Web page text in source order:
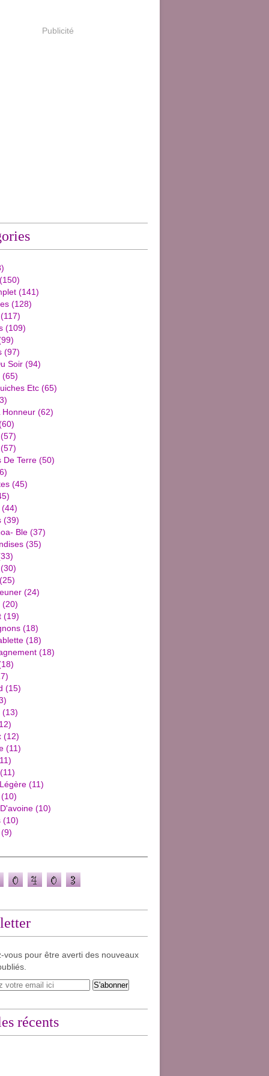
Publicité
(150)
(141)
(128)
(117)
(109)
(97)
Soir (94)
(65)
Etc (65)
Honneur (62)
(57)
(57)
De Terre (50)
(45)
(44)
(39)
Ble (37)
(35)
(30)
(25)
(24)
(20)
(19)
(18)
(18)
(18)
(15)
(13)
(12)
(11)
(11)
(11)
(10)
(10)
(10)
(9)
vous pour être averti des nouveaux
récents